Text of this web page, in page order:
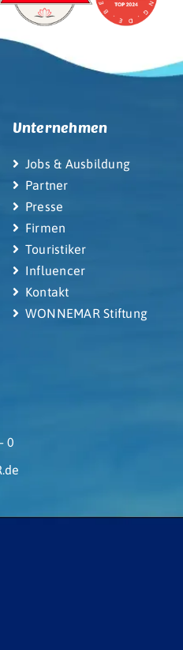
Unternehmen
Jobs & Ausbildung
Partner
Presse
Firmen
Touristiker
Influencer
Kontakt
WONNEMAR Stiftung
0